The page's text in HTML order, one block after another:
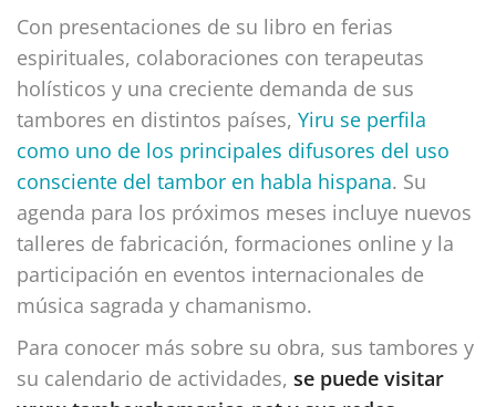
Con presentaciones de su libro en ferias
espirituales, colaboraciones con terapeutas
holísticos y una creciente demanda de sus
tambores en distintos países, Yiru se perfila
como uno de los principales difusores del uso
consciente del tambor en habla hispana. Su
agenda para los próximos meses incluye nuevos
talleres de fabricación, formaciones online y la
participación en eventos internacionales de
música sagrada y chamanismo.
Para conocer más sobre su obra, sus tambores y
su calendario de actividades, se puede visitar